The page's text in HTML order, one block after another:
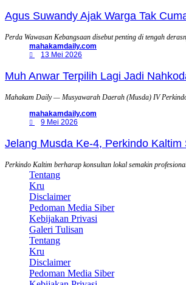
Agus Suwandy Ajak Warga Tak
Perda Wawasan Kebangsaan disebut penting di tengah
mahakamdaily.com
13 Mei 2026
Muh Anwar Terpilih Lagi Jadi
Mahakam Daily — Musyawarah Daerah (Musda) IV
mahakamdaily.com
9 Mei 2026
Jelang Musda Ke-4, Perkindo
Perkindo Kaltim berharap konsultan lokal semakin
Tentang
Kru
Disclaimer
Pedoman Media Siber
Kebijakan Privasi
Galeri Tulisan
Tentang
Kru
Disclaimer
Pedoman Media Siber